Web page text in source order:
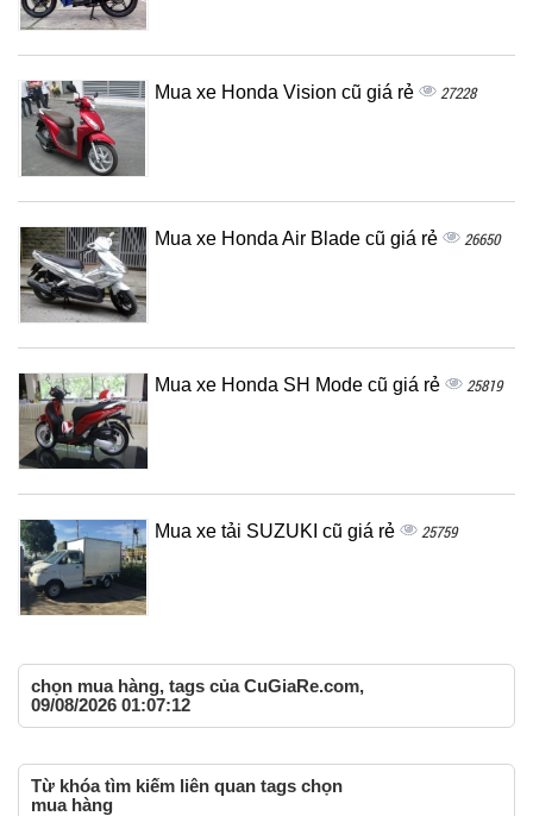
Mua xe Honda Vision cũ giá rẻ 27228
Mua xe Honda Air Blade cũ giá rẻ 26650
Mua xe Honda SH Mode cũ giá rẻ 25819
Mua xe tải SUZUKI cũ giá rẻ 25759
chọn mua hàng, tags của CuGiaRe.com,
09/08/2026 01:07:12
Từ khóa tìm kiếm liên quan tags chọn
mua hàng